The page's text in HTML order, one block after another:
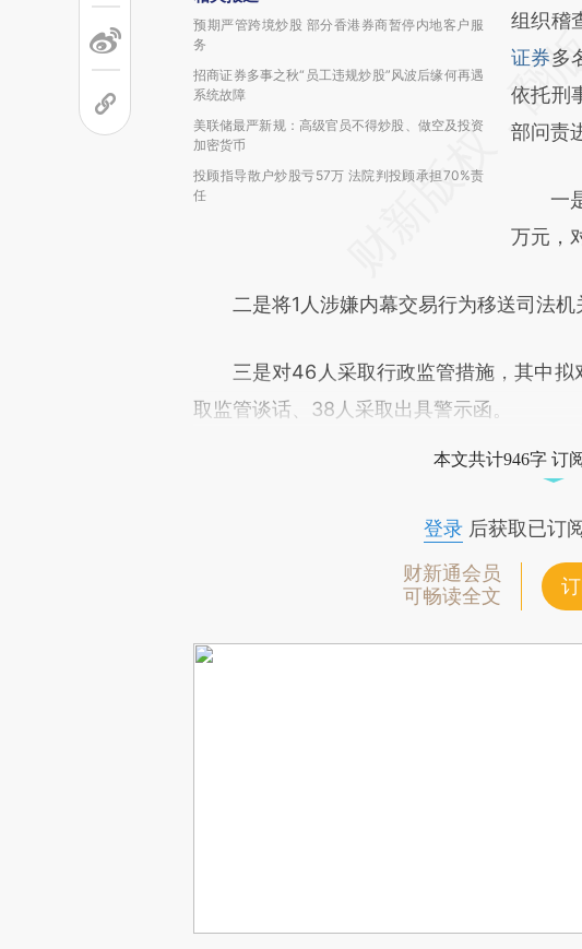
预期严管跨境炒股 部分香港券商暂停内地客户服
务
招商证券多事之秋“员工违规炒股”风波后缘何再遇
系统故障
美联储最严新规：高级官员不得炒股、做空及投资
加密货币
投顾指导散户炒股亏57万 法院判投顾承担70%责
任
AI
成，可
对和校
组织稽
证券多
依托刑
部问责
一是
万元，
二是将1人涉嫌内幕交易行为移送司法机
三是对46人采取行政监管措施，其中拟
取监管谈话、38人采取出具警示函。
本文共计946字 订
登录后获取已订
财新通会员
可畅读全文